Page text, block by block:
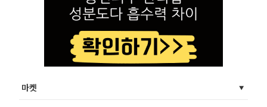
마켓